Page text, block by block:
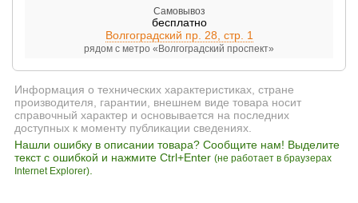
Самовывоз
бесплатно
Волгоградский пр. 28, стр. 1
рядом с метро «Волгоградский проспект»
Информация о технических характеристиках, стране
производителя, гарантии, внешнем виде товара носит
справочный характер и основывается на последних
доступных к моменту публикации сведениях.
Нашли ошибку в описании товара? Сообщите нам! Выделите
текст с ошибкой и нажмите Ctrl+Enter (не работает в браузерах
Internet Explorer)